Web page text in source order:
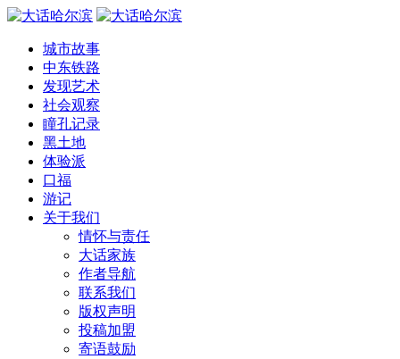
城市故事
中东铁路
发现艺术
社会观察
瞳孔记录
黑土地
体验派
口福
游记
关于我们
情怀与责任
大话家族
作者导航
联系我们
版权声明
投稿加盟
寄语鼓励